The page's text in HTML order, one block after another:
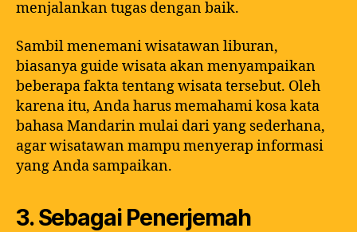
menjalankan tugas dengan baik.
Sambil menemani wisatawan liburan,
biasanya guide wisata akan menyampaikan
beberapa fakta tentang wisata tersebut. Oleh
karena itu, Anda harus memahami kosa kata
bahasa Mandarin mulai dari yang sederhana,
agar wisatawan mampu menyerap informasi
yang Anda sampaikan.
3. Sebagai Penerjemah